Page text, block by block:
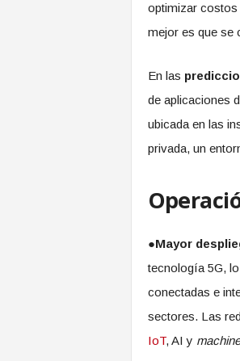
optimizar costos
mejor es que se
En las
de aplicaciones
ubicada en las
privada, un
●Mayor
tecnología 5G,
conectadas e
sectores. Las
IoT, AI y